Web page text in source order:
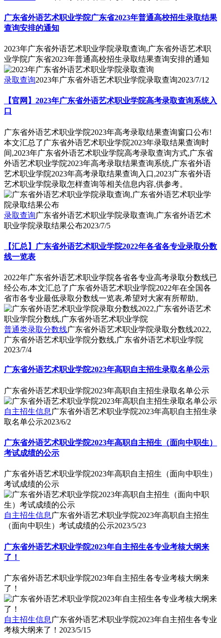
广东省外语艺术职业学院广东省2023年普通高校招生录取结果
查询安排的通知
2023年广东省外语艺术职业学院录取查询,广东省外语艺术职
业学院广东省2023年普通高校招生录取结果查询安排的通知
录取查询2023年广东省外语艺术职业学院录取查询2023/7/12
【官网】2023年广东省外语艺术职业学院高考录取查询系统入
口
广东省外语艺术职业学院2023年高考录取结果查询窗口公布!
本文汇总了广东省外语艺术职业学院2023年录取结果查询时
间,2023年广东省外语艺术职业学院高考录取查询方式,广东省
外语艺术职业学院2023年高考录取结果查询系统,广东省外语
艺术职业学院2023年高考录取结果查询入口,2023广东省外语
艺术职业学院录取怎样查询等相关信息内容,供参考。
录取查询广东省外语艺术职业学院录取查询,广东省外语艺术
职业学院录取结果公布2023/7/5
【汇总】广东省外语艺术职业学院2022年各省各专业录取分数
线一览表
2022年广东省外语艺术职业学院各省各专业高考录取分数线已
经公布,本文汇总了广东省外语艺术职业学院2022年在全国各
省市各专业最低录取分数线一览表,希望对大家有所帮助。
普通类录取分数线广东省外语艺术职业学院录取分数线2022,
广东省外语艺术职业学院分数线,广东省外语艺术职业学院
2023/7/4
广东省外语艺术职业学院2023年高职自主招生录取名单公示
广东省外语艺术职业学院2023年高职自主招生录取名单公示
自主招生信息 广东省外语艺术职业学院2023年高职自主招生录
取名单公示2023/6/2
广东省外语艺术职业学院2023年高职自主招生（面向中职生）
考试成绩的公示
广东省外语艺术职业学院2023年高职自主招生（面向中职生）
考试成绩的公示
自主招生信息 广东省外语艺术职业学院2023年高职自主招生
（面向中职生）考试成绩的公示2023/5/23
广东省外语艺术职业学院2023年自主招生各专业考核大纲来
了！
广东省外语艺术职业学院2023年自主招生各专业考核大纲来
了！
自主招生信息 广东省外语艺术职业学院2023年自主招生各专业
考核大纲来了！ 2023/5/15